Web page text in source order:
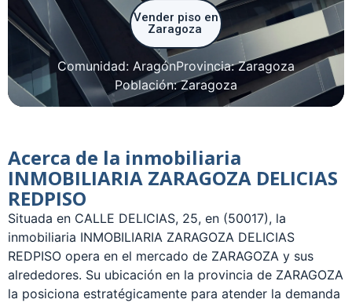
Vender piso en
Zaragoza
Comunidad: AragónProvincia:Zaragoza
Población: Zaragoza
Acerca de la inmobiliaria
INMOBILIARIA ZARAGOZA DELICIAS
REDPISO
Situada en CALLE DELICIAS, 25, en (50017), la
inmobiliaria INMOBILIARIA ZARAGOZA DELICIAS
REDPISO opera en el mercado de ZARAGOZA y sus
alrededores. Su ubicación en la provincia de ZARAGOZA
la posiciona estratégicamente para atender la demanda